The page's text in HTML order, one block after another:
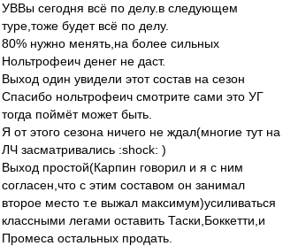
УВВы сегодня всё по делу.в следующем
туре,тоже будет всё по делу.
80% нужно менять,на более сильных
Нольтрофеич денег не даст.
Выход один увидели этот состав на сезон
Спасибо нольтрофеич смотрите сами это УГ
тогда поймёт может быть.
Я от этого сезона ничего не ждал(многие тут на
ЛЧ засматривались :shock: )
Выход простой(Карпин говорил и я с ним
согласен,что с этим составом он занимал
второе место т.е выжал максимум)усиливаться
классными легами оставить Таски,Боккетти,и
Промеса остальных продать.